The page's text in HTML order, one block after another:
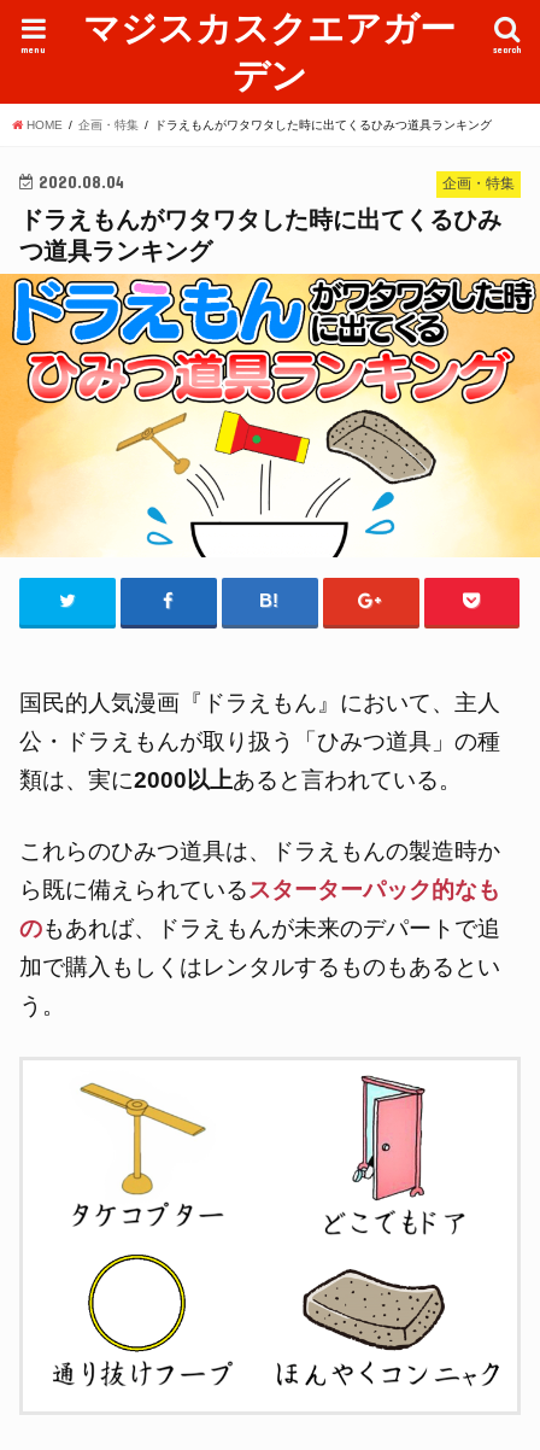
マジスカスクエアガー
デン
search
menu
HOME 企画・特集 ドラえもんがワタワタした時に出てくるひみつ道具ランキング
企画・特集
2020.08.04
ドラえもんがワタワタした時に出てくるひみ
つ道具ランキング
国民的人気漫画『ドラえもん』において、主人
公・ドラえもんが取り扱う「ひみつ道具」の種
類は、実に2000以上あると言われている。
これらのひみつ道具は、ドラえもんの製造時か
ら既に備えられているスターターパック的なも
のもあれば、ドラえもんが未来のデパートで追
加で購入もしくはレンタルするものもあるとい
う。